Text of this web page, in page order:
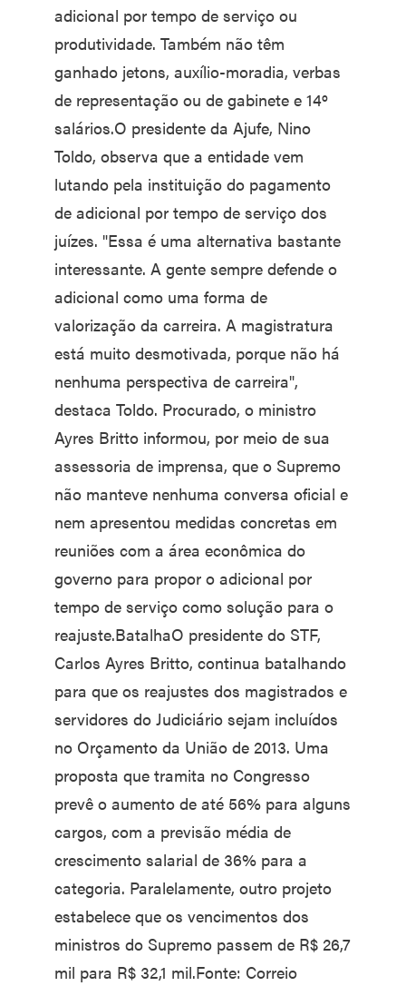
adicional por tempo de serviço ou
produtividade. Também não têm
ganhado jetons, auxílio-moradia, verbas
de representação ou de gabinete e 14º
salários.O presidente da Ajufe, Nino
Toldo, observa que a entidade vem
lutando pela instituição do pagamento
de adicional por tempo de serviço dos
juízes. "Essa é uma alternativa bastante
interessante. A gente sempre defende o
adicional como uma forma de
valorização da carreira. A magistratura
está muito desmotivada, porque não há
nenhuma perspectiva de carreira",
destaca Toldo. Procurado, o ministro
Ayres Britto informou, por meio de sua
assessoria de imprensa, que o Supremo
não manteve nenhuma conversa oficial e
nem apresentou medidas concretas em
reuniões com a área econômica do
governo para propor o adicional por
tempo de serviço como solução para o
reajuste.BatalhaO presidente do STF,
Carlos Ayres Britto, continua batalhando
para que os reajustes dos magistrados e
servidores do Judiciário sejam incluídos
no Orçamento da União de 2013. Uma
proposta que tramita no Congresso
prevê o aumento de até 56% para alguns
cargos, com a previsão média de
crescimento salarial de 36% para a
categoria. Paralelamente, outro projeto
estabelece que os vencimentos dos
ministros do Supremo passem de R$ 26,7
mil para R$ 32,1 mil.Fonte: Correio